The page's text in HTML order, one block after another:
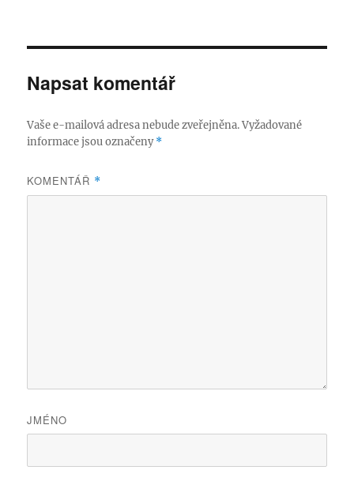
Napsat komentář
Vaše e-mailová adresa nebude zveřejněna. Vyžadované
informace jsou označeny*
KOMENTÁŘ *
JMÉNO